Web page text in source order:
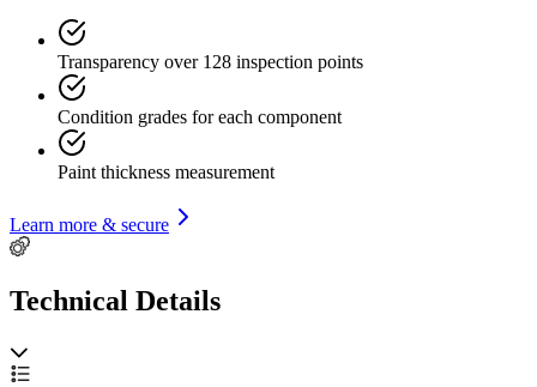
Transparency over 128 inspection points
Condition grades for each component
Paint thickness measurement
Learn more & secure
Technical Details